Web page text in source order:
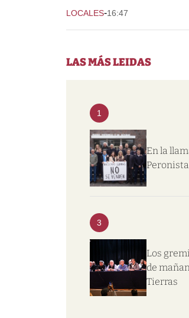
LOCALES-16:47
LAS MÁS LEIDAS
1
En la
3
Los
de
Tierras